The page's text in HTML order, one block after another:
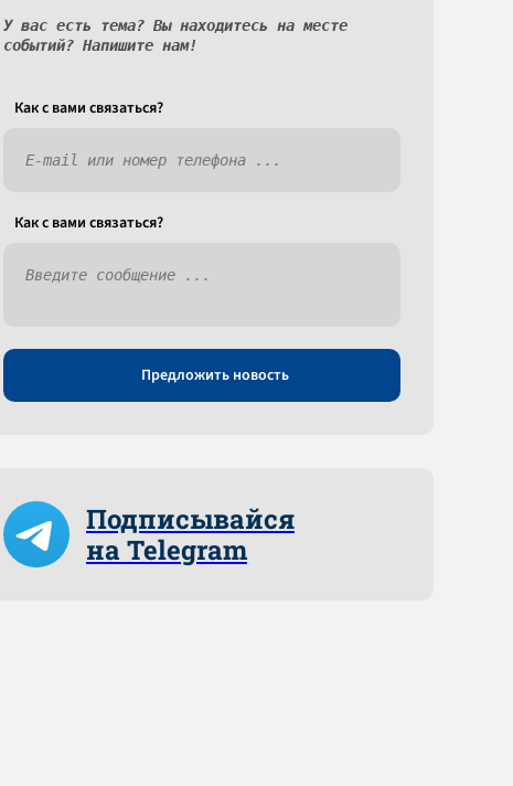
У вас есть тема? Вы находитесь на месте
событий? Напишите нам!
Как c вами связаться?
Как c вами связаться?
Предложить новость
Подписывайся
на Telegram